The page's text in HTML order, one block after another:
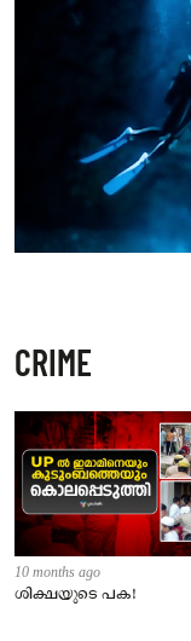
CRIME
10 months ago
ശിക്ഷയുടെ പക!